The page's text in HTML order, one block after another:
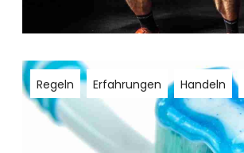
Regeln Erfahrungen Handeln